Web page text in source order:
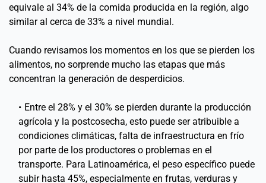
equivale al 34% de la comida producida en la región, algo
similar al cerca de 33% a nivel mundial.
Cuando revisamos los momentos en los que se pierden los
alimentos, no sorprende mucho las etapas que más
concentran la generación de desperdicios.
Entre el 28% y el 30% se pierden durante la producción
agrícola y la postcosecha, esto puede ser atribuible a
condiciones climáticas, falta de infraestructura en frío
por parte de los productores o problemas en el
transporte. Para Latinoamérica, el peso específico puede
subir hasta 45%, especialmente en frutas, verduras y